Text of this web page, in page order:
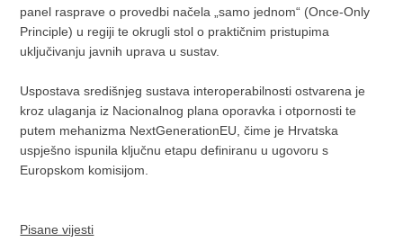
panel rasprave o provedbi načela „samo jednom“ (Once-Only
Principle) u regiji te okrugli stol o praktičnim pristupima
uključivanju javnih uprava u sustav.
Uspostava središnjeg sustava interoperabilnosti ostvarena je
kroz ulaganja iz Nacionalnog plana oporavka i otpornosti te
putem mehanizma NextGenerationEU, čime je Hrvatska
uspješno ispunila ključnu etapu definiranu u ugovoru s
Europskom komisijom.
Pisane vijesti